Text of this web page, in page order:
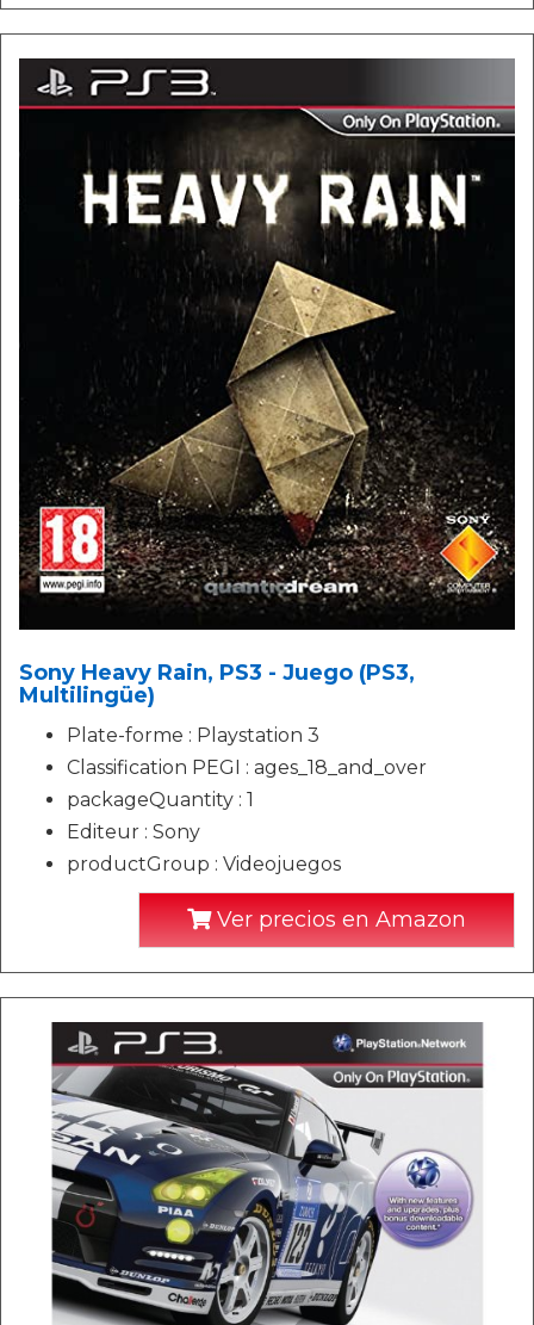
Sony Heavy Rain, PS3 - Juego (PS3,
Multilingüe)
Plate-forme : Playstation 3
Classification PEGI : ages_18_and_over
packageQuantity : 1
Editeur : Sony
productGroup : Videojuegos
Ver precios en Amazon